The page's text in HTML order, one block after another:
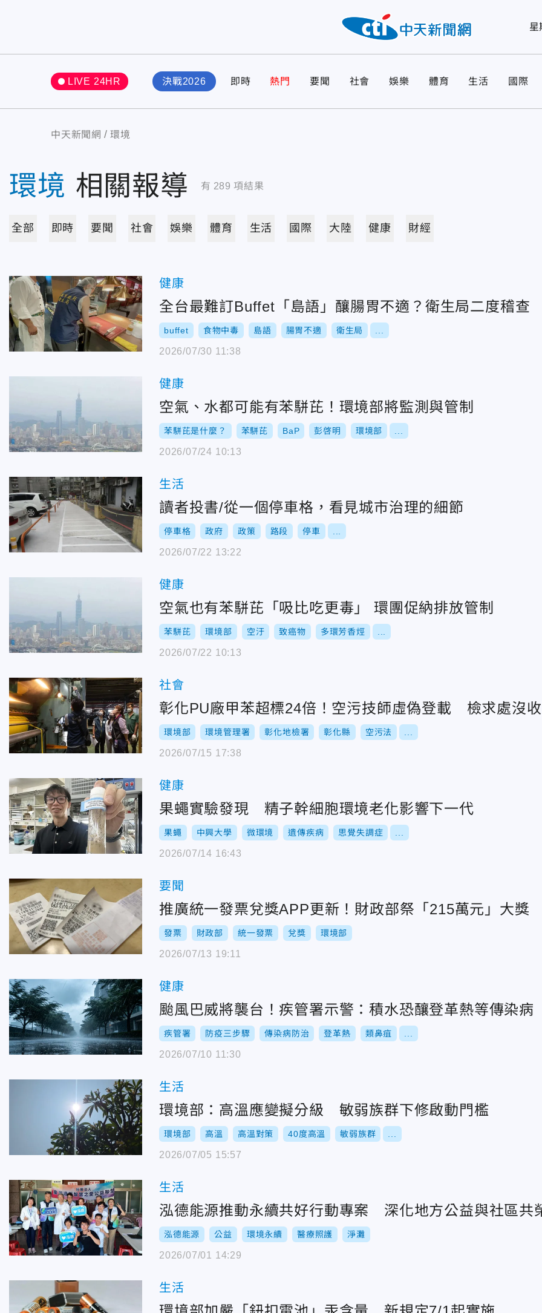
星
LIVE 24HR 決戰2026 即時 熱門 要聞 社會 娛樂 體育 生活 國際
中天新聞網 環境
環境 相關報導 有 289 項結果
全部 即時 要聞 社會 娛樂 體育 生活 國際 大陸 健康 財經
健康
全台最難訂Buffet「島語」釀腸胃不適？衛生局二度稽查
buffet 食物中毒 島語 腸胃不適 衛生局
2026/07/30 11:38
健康
空氣、水都可能有苯駢芘！環境部將監測與管制
苯駢芘是什麼？ 苯駢芘 BaP 彭啓明 環境部
2026/07/24 10:13
生活
讀者投書/從一個停車格，看見城市治理的細節
停車格 政府 政策 路段 停車
2026/07/22 13:22
健康
空氣也有苯駢芘「吸比吃更毒」 環團促納排放管制
苯駢芘 環境部 空汙 致癌物 多環芳香烴
2026/07/22 10:13
社會
彰化PU廠甲苯超標24倍！空污技師虛偽登載 檢求處沒
環境部 環境管理署 彰化地檢署 彰化縣 空污法
2026/07/15 17:38
健康
果蠅實驗發現 精子幹細胞環境老化影響下一代
果蠅 中興大學 微環境 遺傳疾病 思覺失調症
2026/07/14 16:43
要聞
推廣統一發票兌獎APP更新！財政部祭「215萬元」大獎
發票 財政部 統一發票 兌獎 環境部
2026/07/13 19:11
健康
颱風巴威將襲台！疾管署示警：積水恐釀登革熱等傳染病
疾管署 防疫三步驟 傳染病防治 登革熱 類鼻疽
2026/07/10 11:30
生活
環境部：高溫應變擬分級 敏弱族群下修啟動門檻
環境部 高溫 高溫對策 40度高溫 敏弱族群
2026/07/05 15:57
生活
泓德能源推動永續共好行動專案 深化地方公益與社區共
泓德能源 公益 環境永續 醫療照護 淨灘
2026/07/01 14:29
生活